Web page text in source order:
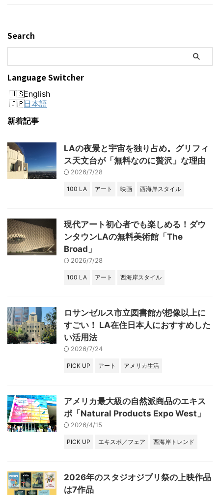
Search
Language Switcher
English
日本語
新着記事
LAの夜景と宇宙を独り占め。グリフィ
ス天文台が「無料なのに贅沢」な理由
2026/7/28
100 LA アート 映画 西海岸スタイル
現代アート初心者でも楽しめる！ダウ
ンタウンLAの無料美術館「The
Broad」
2026/7/28
100 LA アート 西海岸スタイル
ロサンゼルス市立図書館が想像以上に
すごい！ LA在住日本人におすすめした
い活用法
2026/7/24
PICK UP アート アメリカ生活
アメリカ最大級の自然派商品のエキス
ポ「Natural Products Expo West」
2026/4/15
PICK UP エキスポ／フェア 西海岸トレンド
2026年のスタジオジブリ祭の上映作品
は7作品